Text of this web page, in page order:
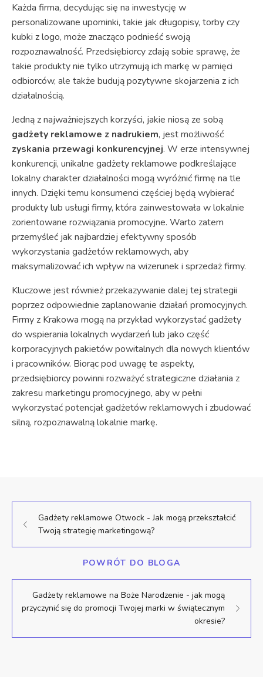
Każda firma, decydując się na inwestycję w
personalizowane upominki, takie jak długopisy, torby czy
kubki z logo, może znacząco podnieść swoją
rozpoznawalność. Przedsiębiorcy zdają sobie sprawę, że
takie produkty nie tylko utrzymują ich markę w pamięci
odbiorców, ale także budują pozytywne skojarzenia z ich
działalnością.
Jedną z najważniejszych korzyści, jakie niosą ze sobą
gadżety reklamowe z nadrukiem, jest możliwość
zyskania przewagi konkurencyjnej. W erze intensywnej
konkurencji, unikalne gadżety reklamowe podkreślające
lokalny charakter działalności mogą wyróżnić firmę na tle
innych. Dzięki temu konsumenci częściej będą wybierać
produkty lub usługi firmy, która zainwestowała w lokalnie
zorientowane rozwiązania promocyjne. Warto zatem
przemyśleć jak najbardziej efektywny sposób
wykorzystania gadżetów reklamowych, aby
maksymalizować ich wpływ na wizerunek i sprzedaż firmy.
Kluczowe jest również przekazywanie dalej tej strategii
poprzez odpowiednie zaplanowanie działań promocyjnych.
Firmy z Krakowa mogą na przykład wykorzystać gadżety
do wspierania lokalnych wydarzeń lub jako część
korporacyjnych pakietów powitalnych dla nowych klientów
i pracowników. Biorąc pod uwagę te aspekty,
przedsiębiorcy powinni rozważyć strategiczne działania z
zakresu marketingu promocyjnego, aby w pełni
wykorzystać potencjał gadżetów reklamowych i zbudować
silną, rozpoznawalną lokalnie markę.
Gadżety reklamowe Otwock - Jak mogą przekształcić
Twoją strategię marketingową?
POWRÓT DO BLOGA
Gadżety reklamowe na Boże Narodzenie - jak mogą
przyczynić się do promocji Twojej marki w świątecznym
okresie?